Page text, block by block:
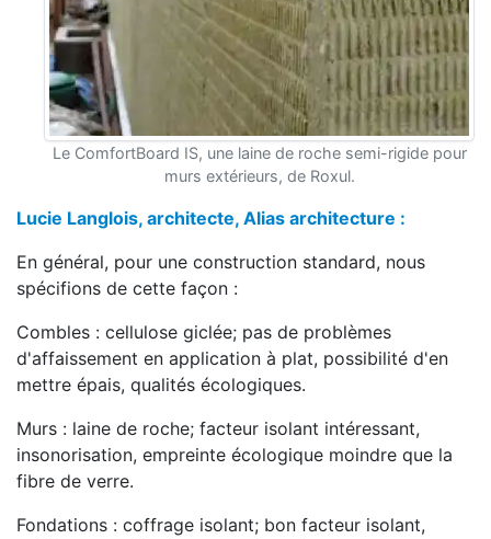
Le ComfortBoard IS, une laine de roche semi-rigide pour
murs extérieurs, de Roxul.
Lucie Langlois, architecte, Alias architecture :
En général, pour une construction standard, nous
spécifions de cette façon :
Combles : cellulose giclée; pas de problèmes
d'affaissement en application à plat, possibilité d'en
mettre épais, qualités écologiques.
Murs : laine de roche; facteur isolant intéressant,
insonorisation, empreinte écologique moindre que la
fibre de verre.
Fondations : coffrage isolant; bon facteur isolant,